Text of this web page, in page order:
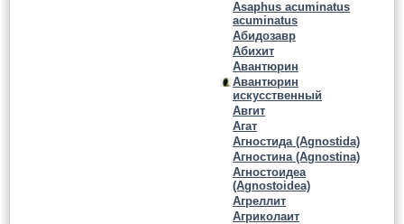
Asaphus acuminatus
acuminatus
Абидозавр
Абихит
Авантюрин
Авантюрин
искусственный
Авгит
Агат
Агностида (Agnostida)
Агностина (Agnostina)
Агностоидеа
(Agnostoidea)
Агреллит
Агриколаит